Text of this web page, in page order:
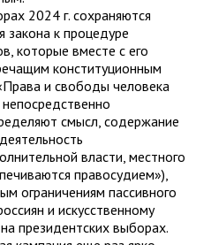
2024 г. сохраняются
закона к процедуре
которые вместе с его
конституционным
и свободы человека
смысл, содержание
власти, местного
правосудием»),
ограничениям пассивного
и искусственному
президентских выборах.